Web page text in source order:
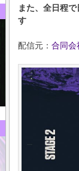
また、全日程
す
配信元： 合同会